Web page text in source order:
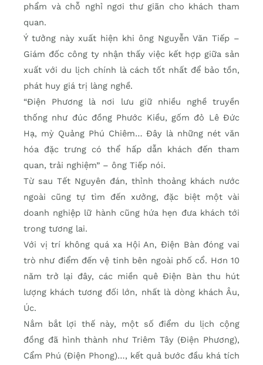
phẩm và chỗ nghỉ ngơi thư giãn cho khách tham
quan.
Ý tưởng này xuất hiện khi ông Nguyễn Văn Tiếp –
Giám đốc công ty nhận thấy việc kết hợp giữa sản
xuất với du lịch chính là cách tốt nhất để bảo tồn,
phát huy giá trị làng nghề.
“Điện Phương là nơi lưu giữ nhiều nghề truyền
thống như đúc đồng Phước Kiều, gốm đỏ Lê Đức
Hạ, mỳ Quảng Phú Chiêm… Đây là những nét văn
hóa đặc trưng có thể hấp dẫn khách đến tham
quan, trải nghiệm” – ông Tiếp nói.
Từ sau Tết Nguyên đán, thỉnh thoảng khách nước
ngoài cũng tự tìm đến xưởng, đặc biệt một vài
doanh nghiệp lữ hành cũng hứa hẹn đưa khách tới
trong tương lai.
Với vị trí không quá xa Hội An, Điện Bàn đóng vai
trò như điểm đến vệ tinh bên ngoài phố cổ. Hơn 10
năm trở lại đây, các miền quê Điện Bàn thu hút
lượng khách tương đối lớn, nhất là dòng khách Âu,
Úc.
Nắm bắt lợi thế này, một số điểm du lịch cộng
đồng đã hình thành như Triêm Tây (Điện Phương),
Cẩm Phú (Điện Phong)…, kết quả bước đầu khá tích